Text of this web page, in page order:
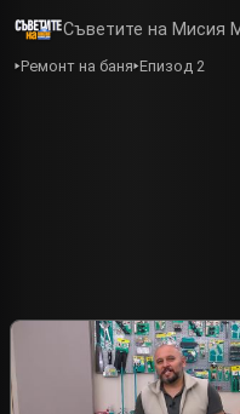
Съветите на Мисия
Ремонт на баня Епизод 2